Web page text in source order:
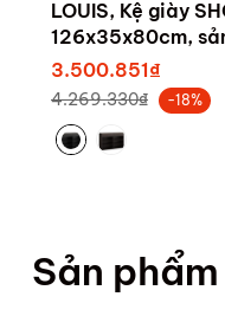
LOUIS, Kệ giày
126x35x80cm,
Scandi Home
3.500.851₫
4.269.330₫ -18%
Sản